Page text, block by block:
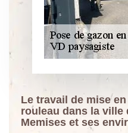
Le travail de mise
rouleau dans la ville
Memises et ses